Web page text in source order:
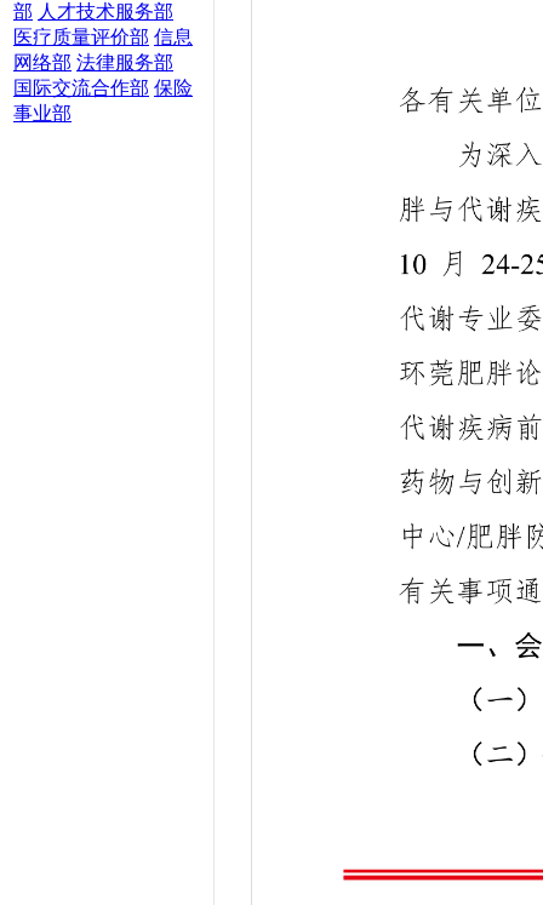
部 人才技术服务部
医疗质量评价部 信息
网络部 法律服务部
国际交流合作部 保险
事业部